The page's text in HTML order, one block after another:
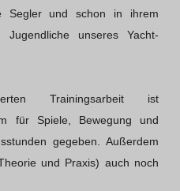
Segler und schon in ihrem
Jugendliche unseres Yacht-
Trainingsarbeit ist
für Spiele, Bewegung und
gegeben. Außerdem
und Praxis) auch noch